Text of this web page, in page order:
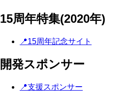
15周年特集(2020年)
📍15周年記念サイト
開発スポンサー
📍支援スポンサー